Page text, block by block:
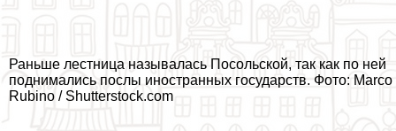
Раньше лестница называлась Посольской, так как по ней
поднимались послы иностранных государств. Фото: Marco
Rubino / Shutterstock.com